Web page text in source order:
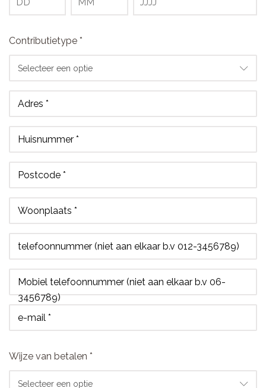
Contributietype *
Selecteer een optie
Adres *
Huisnummer *
Postcode *
Woonplaats *
telefoonnummer (niet aan elkaar b.v 012-3456789)
Mobiel telefoonnummer (niet aan elkaar b.v 06-
3456789)
e-mail *
Wijze van betalen *
Selecteer een optie